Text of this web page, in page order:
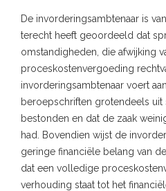
De invorderingsambtenaar is
terecht heeft geoordeeld dat
omstandigheden, die afwijking
proceskostenvergoeding
invorderingsambtenaar voert
beroepschriften grotendeels uit
bestonden en dat de zaak
had. Bovendien wijst de
geringe financiële belang van
dat een volledige
verhouding staat tot het